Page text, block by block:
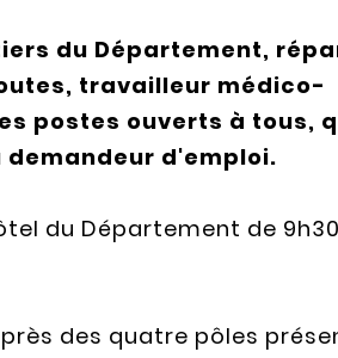
du Département,
travailleur médico-
postes ouverts à tous,
d'emploi.
du Département de
des quatre pôles